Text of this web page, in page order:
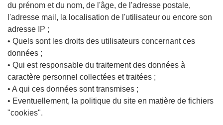
du prénom et du nom, de l'âge, de l'adresse postale,
l'adresse mail, la localisation de l'utilisateur ou encore son
adresse IP ;
• Quels sont les droits des utilisateurs concernant ces
données ;
• Qui est responsable du traitement des données à
caractère personnel collectées et traitées ;
• A qui ces données sont transmises ;
• Eventuellement, la politique du site en matière de fichiers
"cookies".